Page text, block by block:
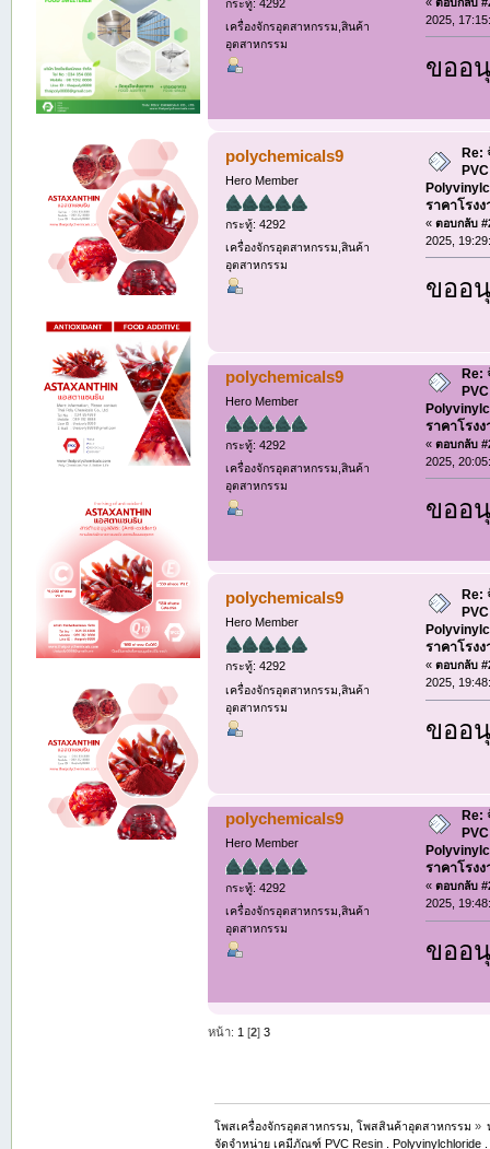
กระทู้: 4292
เครื่องจักรอุตสาหกรรม,สินค้า
อุตสาหกรรม
2025,
ขออ
polychemicals9
Hero Member
กระทู้: 4292
เครื่องจักรอุตสาหกรรม,สินค้า
อุตสาหกรรม
Re:
ราคาโรง
«ตอบกลับ
2025,
ขออ
polychemicals9
Hero Member
กระทู้: 4292
เครื่องจักรอุตสาหกรรม,สินค้า
อุตสาหกรรม
Re:
ราคาโรง
«ตอบกลับ
2025,
ขออ
polychemicals9
Hero Member
กระทู้: 4292
เครื่องจักรอุตสาหกรรม,สินค้า
อุตสาหกรรม
Re:
ราคาโรง
«ตอบกลับ
2025,
ขออ
polychemicals9
Hero Member
กระทู้: 4292
เครื่องจักรอุตสาหกรรม,สินค้า
อุตสาหกรรม
Re:
ราคาโรง
«ตอบกลับ
2025,
ขออ
หน้า: 1 [2] 3
โพสเครื่องจักรอุตสาหกรรม, โพสสินค้าอุตสาหกรรม »
จัดจำหน่าย เคมีภัณฑ์ PVC Resin . Polyvinylchloride .